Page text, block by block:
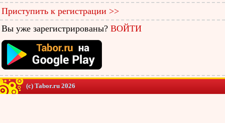
Приступить к регистрации >>
Вы уже зарегистрированы? ВОЙТИ
(c) Tabor.ru 2026